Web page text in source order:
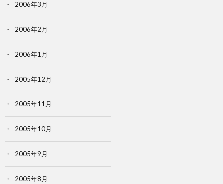
2006年3月
2006年2月
2006年1月
2005年12月
2005年11月
2005年10月
2005年9月
2005年8月